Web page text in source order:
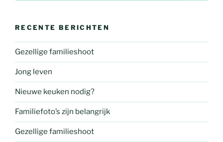
RECENTE BERICHTEN
Gezellige familieshoot
Jong leven
Nieuwe keuken nodig?
Familiefoto’s zijn belangrijk
Gezellige familieshoot